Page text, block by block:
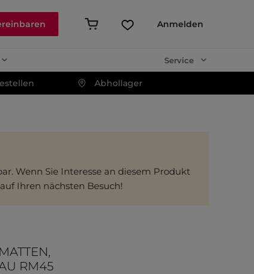
Anmelden
Service
Abhollager
Wenn Sie Interesse an diesem Produkt
Ihren nächsten Besuch!
RM45